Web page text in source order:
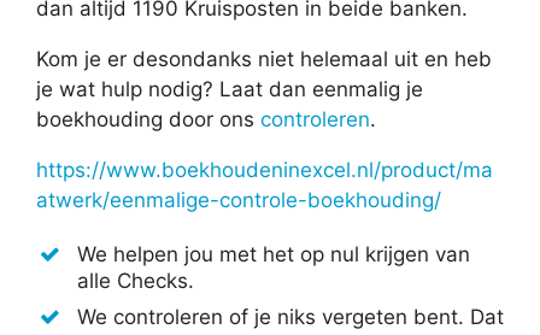
dan altijd 1190 Kruisposten in beide banken.
Kom je er desondanks niet helemaal uit en heb
je wat hulp nodig? Laat dan eenmalig je
boekhouding door ons controleren.
https://www.boekhoudeninexcel.nl/product/ma
atwerk/eenmalige-controle-boekhouding/
We helpen jou met het op nul krijgen van
alle Checks.
We controleren of je niks vergeten bent. Dat